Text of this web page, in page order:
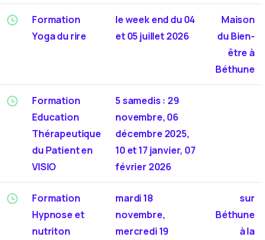
Formation
Yoga du rire
le week end du 04
et 05 juillet 2026
Maison
du Bien-
être à
Béthune
Formation
Education
Thérapeutique
du Patient en
VISIO
5 samedis : 29
novembre, 06
décembre 2025,
10 et 17 janvier, 07
février 2026
Formation
Hypnose et
nutriton
mardi 18
novembre,
mercredi 19
sur
Béthune
à la